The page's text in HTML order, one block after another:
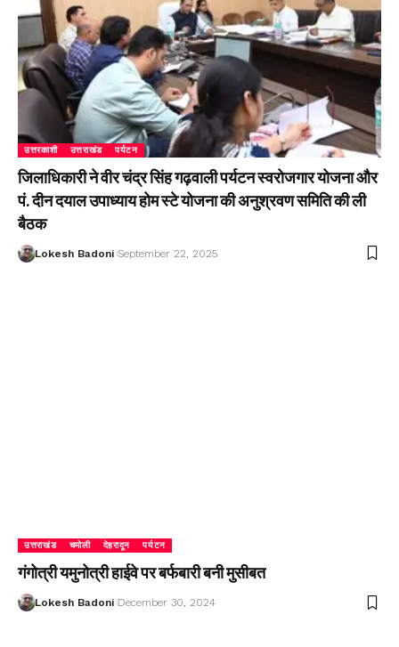
उत्तरकाशी उत्तराखंड पर्यटन
जिलाधिकारी ने वीर चंद्र सिंह गढ़वाली पर्यटन स्वरोजगार योजना और
पं. दीन दयाल उपाध्याय होम स्टे योजना की अनुश्रवण समिति की ली
बैठक
Lokesh Badoni September 22, 2025
उत्तराखंड चमोली देहरादून पर्यटन
गंगोत्री यमुनोत्री हाईवे पर बर्फबारी बनी मुसीबत
Lokesh Badoni December 30, 2024